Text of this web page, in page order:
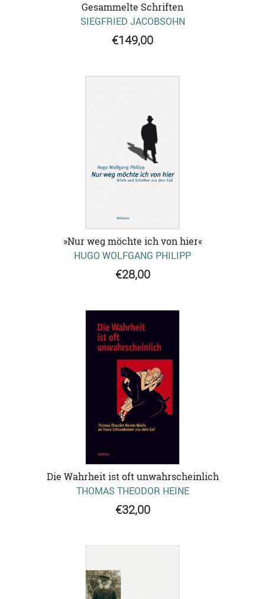
Gesammelte Schriften
SIEGFRIED JACOBSOHN
€149,00
»Nur weg möchte ich von hier«
HUGO WOLFGANG PHILIPP
€28,00
Die Wahrheit ist oft unwahrscheinlich
THOMAS THEODOR HEINE
€32,00